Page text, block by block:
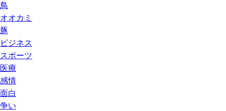
鳥
オオカミ
豚
ビジネス
スポーツ
医療
感情
面白
争い